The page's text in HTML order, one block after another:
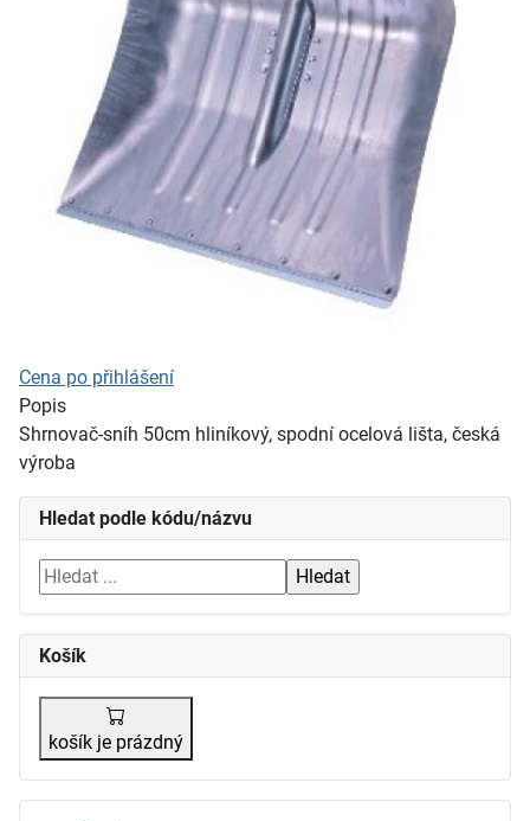
Hledat podle kódu/názvu
Košík
košík je prázdný
Cena po přihlášení
Popis
Shrnovač-sníh 50cm hliníkový, spodní ocelová lišta, česká
výroba